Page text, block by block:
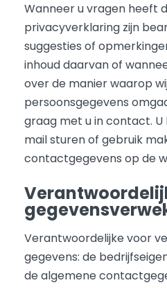
Wanneer u vragen heeft
privacyverklaring zijn
suggesties of
inhoud daarvan of
over de manier waarop
persoonsgegevens
graag met u in contact.
mail sturen of gebruik
contactgegevens op de
Verantwoordelijke voor
gegevens: de
de algemene